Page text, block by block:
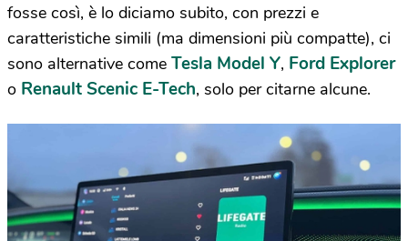
fosse così, è lo diciamo subito, con prezzi e
caratteristiche simili (ma dimensioni più compatte), ci
sono alternative come Tesla Model Y, Ford Explorer
o Renault Scenic E-Tech, solo per citarne alcune.